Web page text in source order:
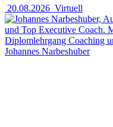
20.08.2026 Virtuell
Johannes Narbeshuber